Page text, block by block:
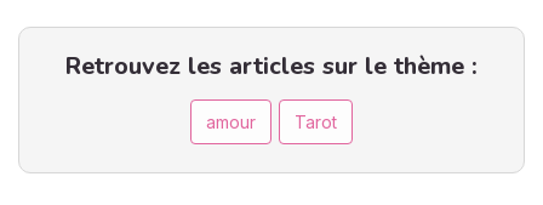
Retrouvez les articles sur le thème :
amour Tarot